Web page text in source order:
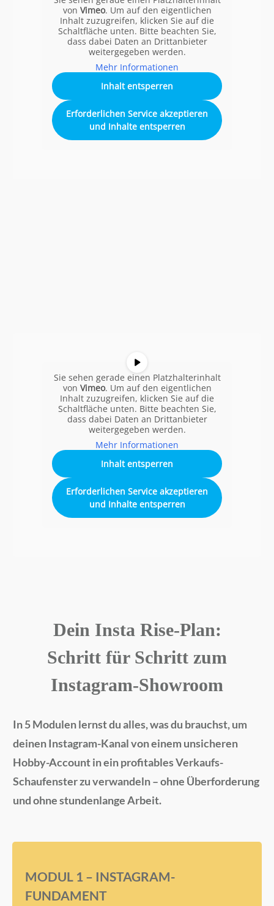
von Vimeo. Um auf den eigentlichen
Inhalt zuzugreifen, klicken Sie auf die
Schaltfläche unten. Bitte beachten Sie,
dass dabei Daten an Drittanbieter
weitergegeben werden.
Mehr Informationen
Inhalt entsperren
Erforderlichen Service akzeptieren
und Inhalte entsperren
Sie sehen gerade einen Platzhalterinhalt
von Vimeo. Um auf den eigentlichen
Inhalt zuzugreifen, klicken Sie auf die
Schaltfläche unten. Bitte beachten Sie,
dass dabei Daten an Drittanbieter
weitergegeben werden.
Mehr Informationen
Inhalt entsperren
Erforderlichen Service akzeptieren
und Inhalte entsperren
Dein Insta Rise-Plan:
Schritt für Schritt zum
Instagram-Showroom
In 5 Modulen lernst du alles, was du brauchst, um
deinen Instagram-Kanal von einem unsicheren
Hobby-Account in ein profitables Verkaufs-
Schaufenster zu verwandeln – ohne Überforderung
und ohne stundenlange Arbeit.
MODUL 1 – INSTAGRAM-
FUNDAMENT